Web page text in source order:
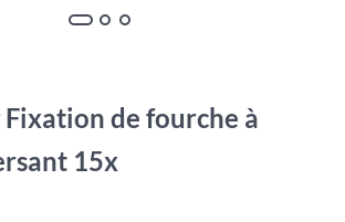
Fixation de fourche à
15x